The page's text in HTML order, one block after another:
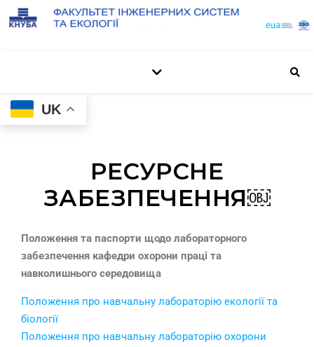
UK
РЕСУРСНЕ
ЗАБЕЗПЕЧЕННЯ￼
Положення та паспорти щодо лабораторного
забезпечення кафедри охорони праці та
навколишнього середовища
Положення про навчальну лабораторію екології та
біології
Положення про навчальну лабораторію охорони